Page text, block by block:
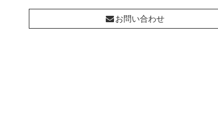
お問い合わせ